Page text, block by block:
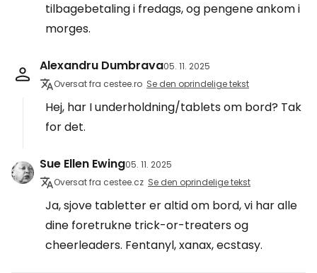
tilbagebetaling i fredags, og pengene ankom i
morges.
Alexandru Dumbrava05. 11. 2025
Oversat fra cestee.ro Se den oprindelige tekst
Hej, har I underholdning/tablets om bord? Tak
for det.
Sue Ellen Ewing05. 11. 2025
Oversat fra cestee.cz Se den oprindelige tekst
Ja, sjove tabletter er altid om bord, vi har alle
dine foretrukne trick-or-treaters og
cheerleaders. Fentanyl, xanax, ecstasy.